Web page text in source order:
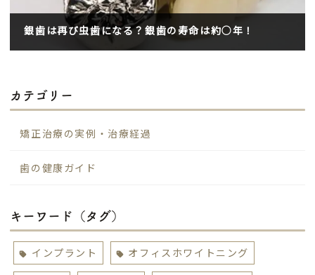
銀歯は再び虫歯になる？銀歯の寿命は約○年！
キーワード（タグ）
インプラント オフィスホワイトニング
カテゴリー
矯正治療の実例・治療経過
歯の健康ガイド